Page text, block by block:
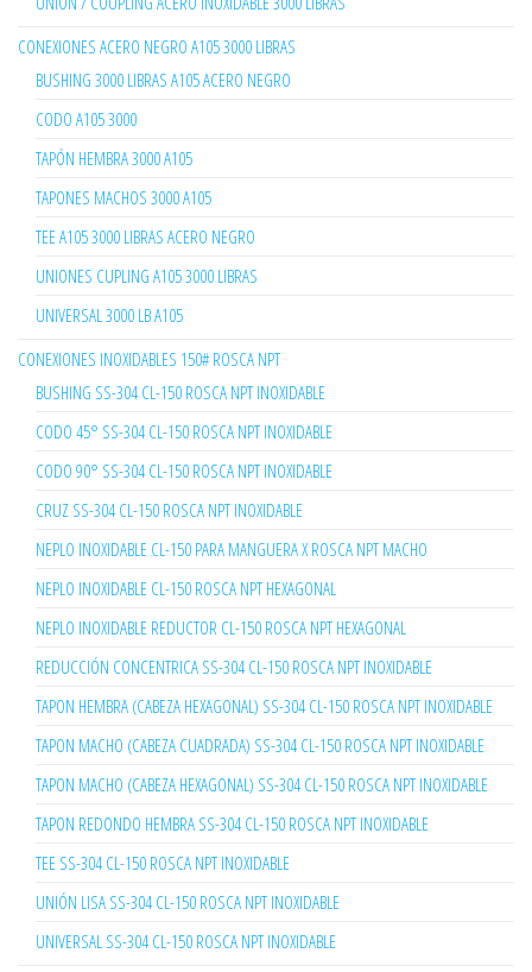
CONEXIONES ACERO NEGRO A105 3000 LIBRAS
BUSHING 3000 LIBRAS A105 ACERO NEGRO
CODO A105 3000
TAPÓN HEMBRA 3000 A105
TAPONES MACHOS 3000 A105
TEE A105 3000 LIBRAS ACERO NEGRO
UNIONES CUPLING A105 3000 LIBRAS
UNIVERSAL 3000 LB A105
CONEXIONES INOXIDABLES 150# ROSCA NPT
BUSHING SS-304 CL-150 ROSCA NPT INOXIDABLE
CODO 45° SS-304 CL-150 ROSCA NPT INOXIDABLE
CODO 90° SS-304 CL-150 ROSCA NPT INOXIDABLE
CRUZ SS-304 CL-150 ROSCA NPT INOXIDABLE
NEPLO INOXIDABLE CL-150 PARA MANGUERA X ROSCA NPT MACHO
NEPLO INOXIDABLE CL-150 ROSCA NPT HEXAGONAL
NEPLO INOXIDABLE REDUCTOR CL-150 ROSCA NPT HEXAGONAL
REDUCCIÓN CONCENTRICA SS-304 CL-150 ROSCA NPT INOXIDABLE
TAPON HEMBRA (CABEZA HEXAGONAL) SS-304 CL-150 ROSCA NPT INOXIDABLE
TAPON MACHO (CABEZA CUADRADA) SS-304 CL-150 ROSCA NPT INOXIDABLE
TAPON MACHO (CABEZA HEXAGONAL) SS-304 CL-150 ROSCA NPT INOXIDABLE
TAPON REDONDO HEMBRA SS-304 CL-150 ROSCA NPT INOXIDABLE
TEE SS-304 CL-150 ROSCA NPT INOXIDABLE
UNIÓN LISA SS-304 CL-150 ROSCA NPT INOXIDABLE
UNIVERSAL SS-304 CL-150 ROSCA NPT INOXIDABLE